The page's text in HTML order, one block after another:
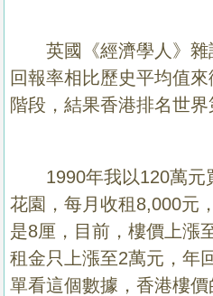
我
們
英國 《經濟學人》 雜
回報率相比歷史平均值
階段，結果香港排名世界
1990年我以120萬元
花園，每月收租8,000元
是8厘，目前，樓價上漲
租金只上漲至2萬元，年
單看這個數據，香港樓價